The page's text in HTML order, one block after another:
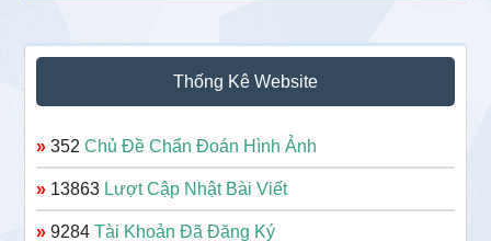
Thống Kê Website
» 352Chủ Đề Chẩn Đoán Hình Ảnh
» 13863 Lượt Cập Nhật Bài Viết
» 9284Tài Khoản Đã Đăng Ký